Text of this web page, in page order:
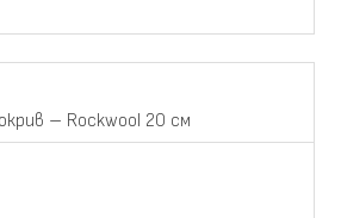
– Rockwool 20 см